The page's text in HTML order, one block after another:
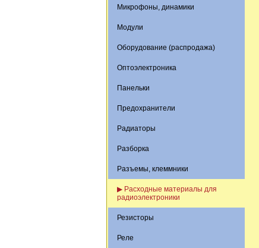
Микрофоны, динамики
Модули
Оборудование (распродажа)
Оптоэлектроника
Панельки
Предохранители
Радиаторы
Разборка
Разъемы, клеммники
▶ Расходные материалы для
радиоэлектроники
Резисторы
Реле